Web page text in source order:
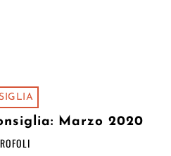
Marzo 2020